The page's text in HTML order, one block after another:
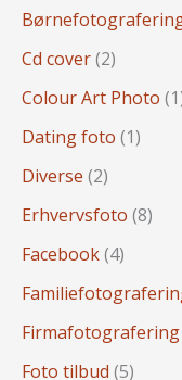
Cd cover(2)
Colour Art Photo
Dating foto (1)
Diverse (2)
Erhvervsfoto (8)
Facebook(4)
Firmafotografering
Foto tilbud (5)